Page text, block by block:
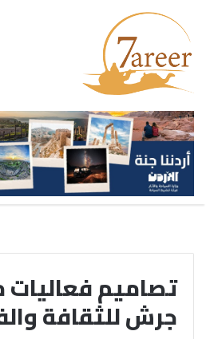
تصاميم فعاليات
جرش للثقافة